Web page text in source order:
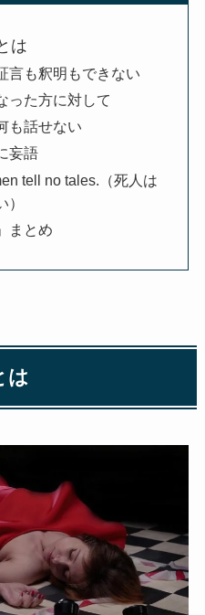
は
言も釈明もできない
った方に対して
も話せない
妄語
tell no tales.（死人は
まとめ
は